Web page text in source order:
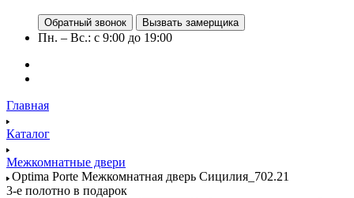
Обратный звонок Вызвать замерщика
Пн. – Вс.: с 9:00 до 19:00
Главная
Каталог
Межкомнатные двери
Optima Porte Межкомнатная дверь Сицилия_702.21
3-е полотно в подарок